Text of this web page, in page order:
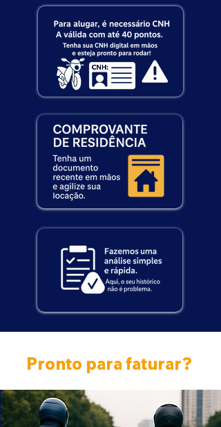
Pronto para faturar?
suporte